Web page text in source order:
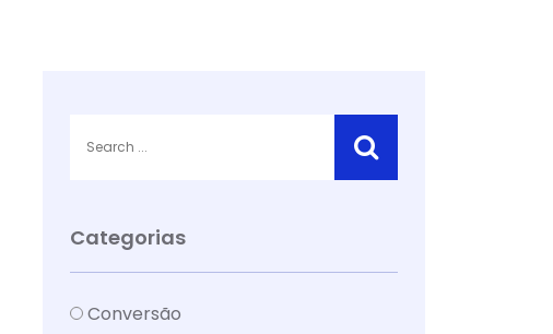
Categorias
Conversão